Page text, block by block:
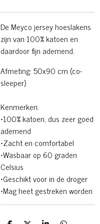
De Meyco jersey hoeslakens
zijn van 100% katoen en
daardoor fijn ademend.
Afmeting: 50x90 cm (co-
sleeper)
Kenmerken:
•100% katoen, dus zeer goed
ademend
•Zacht en comfortabel
•Wasbaar op 60 graden
Celsius
•Geschikt voor in de droger
•Mag heet gestreken worden